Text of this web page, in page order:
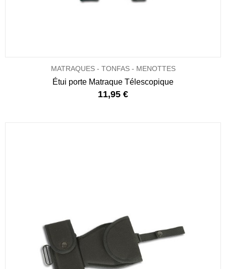
MATRAQUES - TONFAS - MENOTTES
Étui porte Matraque Télescopique
11,95 €